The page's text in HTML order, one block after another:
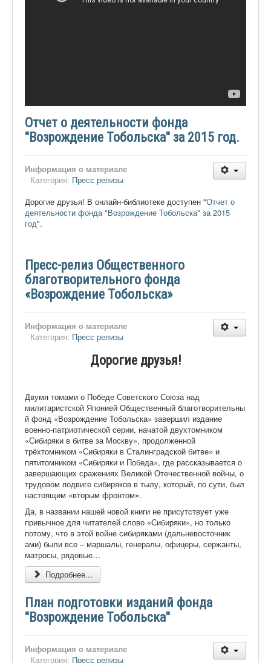
Отчет о деятельности фонда
"Возрождение Тобольска" за 2015 год.
Информация о материале
Категория: Пресс релизы
Дорогие друзья! В онлайн-библиотеке доступен "Отчет о
деятельности фонда "Возрождение Тобольска" за 2015
год".
Пресс-релиз Общественного
благотворительного фонда
«Возрождение Тобольска»
Информация о материале
Категория: Пресс релизы
Дорогие друзья!
Двумя томами о Победе Советского Союза над
милитаристской Японией Общественный благотворительны
й фонд «Возрождение Тобольска» завершил издание
военно-патриотической серии, начатой двухтомником
«Сибиряки в битве за Москву», продолженной
трёхтомником «Сибиряки в Сталинградской битве» и
пятитомником «Сибиряки и Победа», где рассказывается о
завершающих сражениях Великой Отечественной войны, о
трудовом подвиге сибиряков в тылу, который, по сути, был
настоящим «вторым фронтом».
Да, в названии нашей новой книги не присутствует уже
привычное для читателей слово «Сибиряки», но только
потому, что в этой войне сибиряками (дальневосточник
ами) были все – маршалы, генералы, офицеры, сержанты,
матросы, рядовые…
Подробнее...
План подготовки изданий фонда
"Возрождение Тобольска"
Информация о материале
Категория: Пресс релизы